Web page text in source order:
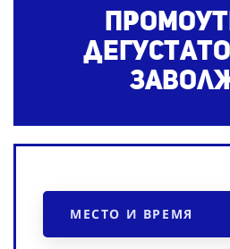
МЕСТО И ВРЕМЯ